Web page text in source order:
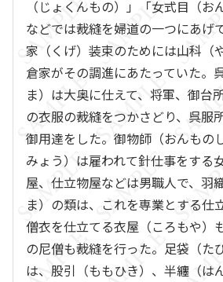
（じょくんもの）」「女式目（お
などでは裁縫を婦道の一つにあげ
家（くげ）装束のためには山科（
倉家がその調進にあたっていた。
ま）は大奥に仕えて、将軍、御台
の衣服の裁縫をつかさどり、呉服
御用達をした。御物師（おんもの
みょう）は雇われて針仕事をする
屋、仕立物屋などは男職人で、羽
ま）の類は、これを専業とする仕
僧衣を仕立てる衣屋（ころもや）
の尼僧も裁縫を行った。足袋（た
は、股引（ももひき）、半纏（は